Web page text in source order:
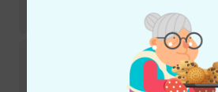
9.solutionsEl-Bo arm
7
Disponibile